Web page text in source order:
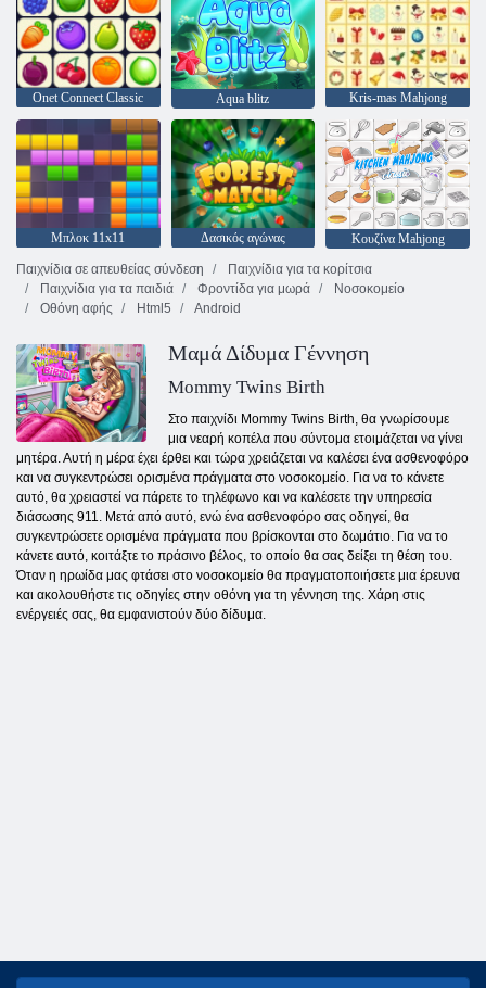
Onet Connect Classic Aqua blitz Kris-mas Mahjong
Μπλοκ 11x11 Δασικός αγώνας
Κουζίνα Mahjong
Παιχνίδια σε απευθείας σύνδεση
Παιχνίδια για τα κορίτσια
Παιχνίδια για τα παιδιά
Φροντίδα για μωρά
Νοσοκομείο
Οθόνη αφής
Html5 Android
Μαμά Δίδυμα Γέννηση
Mommy Twins Birth
Στο παιχνίδι Mommy Twins Birth, θα γνωρίσουμε
μια νεαρή κοπέλα που σύντομα ετοιμάζεται να γίνει
μητέρα. Αυτή η μέρα έχει έρθει και τώρα χρειάζεται να καλέσει ένα ασθενοφόρο
και να συγκεντρώσει ορισμένα πράγματα στο νοσοκομείο. Για να το κάνετε
αυτό, θα χρειαστεί να πάρετε το τηλέφωνο και να καλέσετε την υπηρεσία
διάσωσης 911. Μετά από αυτό, ενώ ένα ασθενοφόρο σας οδηγεί, θα
συγκεντρώσετε ορισμένα πράγματα που βρίσκονται στο δωμάτιο. Για να το
κάνετε αυτό, κοιτάξτε το πράσινο βέλος, το οποίο θα σας δείξει τη θέση του.
Όταν η ηρωίδα μας φτάσει στο νοσοκομείο θα πραγματοποιήσετε μια έρευνα
και ακολουθήστε τις οδηγίες στην οθόνη για τη γέννηση της. Χάρη στις
ενέργειές σας, θα εμφανιστούν δύο δίδυμα.